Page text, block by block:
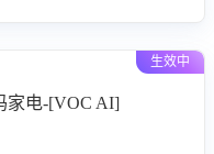
生效中
家电-[VOC AI]